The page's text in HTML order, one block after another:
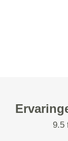
9.5